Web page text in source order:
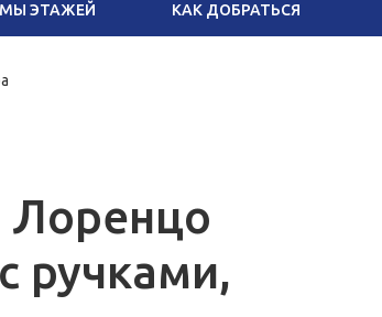
ЭТАЖЕЙ КАК ДОБРАТЬСЯ
Лоренцо
ручками,